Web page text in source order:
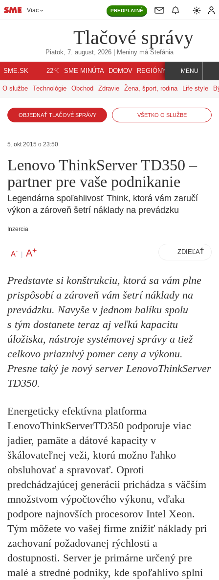
Viac PREDPLATNÉ
Tlačové správy
Piatok, 7. august, 2026 | Meniny má Štefánia
SME.SK 22℃ SME MINÚTA DOMOV REGIÓNY INDEX SVET
MENU
O službe Technológie Obchod Zdravie Žena, šport, rodina Life style
OBJEDNAŤ TLAČOVÉ SPRÁVY VŠETKO O SLUŽBE
5. okt 2015 o 23:50
Lenovo ThinkServer TD350 –
partner pre vaše podnikanie
Legendárna spoľahlivosť Think, ktorá vám zaručí
výkon a zároveň šetrí náklady na prevádzku
Inzercia
A- | A+ ZDIEĽAŤ
Predstavte si konštrukciu, ktorá sa vám plne
prispôsobí a zároveň vám šetrí náklady na
prevádzku. Navyše v jednom balíku spolu
s tým dostanete teraz aj veľkú kapacitu
úložiska, nástroje systémovej správy a tiež
celkovo priaznivý pomer ceny a výkonu.
Presne taký je nový server LenovoThinkServer
TD350.
Energeticky efektívna platforma
LenovoThinkServerTD350 podporuje viac
jadier, pamäte a dátové kapacity v
škálovateľnej veži, ktorú možno ľahko
obsluhovať a spravovať. Oproti
predchádzajúcej generácii prichádza s väčším
množstvom výpočtového výkonu, vďaka
podpore najnovších procesorov Intel Xeon.
Tým môžete vo vašej firme znížiť náklady pri
zachovaní požadovanej rýchlosti a
dostupnosti. Server je primárne určený pre
malé a stredné podniky, kde spoľahlivo splní